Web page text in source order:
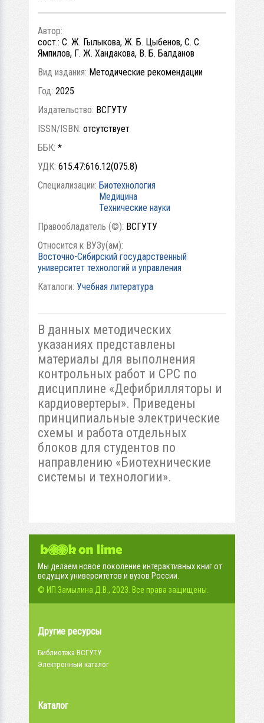
Автор:
сост.: С. Ж. Гылыкова, Ж. Б. Цыбенов, С. С.
Ямпилов, Г. Ж. Хандакова, В. Б. Балданов
Вид издания: Методические рекомендации
Год: 2025
Издательство: ВСГУТУ
ISSN/ISBN: отсутствует
ББК: *
УДК: 615.47:616.12(075.8)
Специализации: Биотехнология
Медицина
Технические науки
Правообладатель (©): ВСГУТУ
Относится к ВУЗу(ам):
Восточно-Сибирский государственный
университет технологий и управления
Каталоги: Учебная литература
В данных методических
указаниях представлены
материалы для выполнения
контрольных работ и СРС по
дисциплине «Дефибрилляторы и
кардиовертеры». Приведены
принципиальные электрические
схемы и работа отдельных
блоков для студентов по
направлению «Биотехнические
системы и технологии».
Мы делаем новое поколение интерактивных книг от
ведущих университетов и вузов России.
© ИП Замылина Д.В., 2023. Все права защищены.
Другие ресурсы
Библиотека ВСГУТУ
Электронный каталог
Каталог